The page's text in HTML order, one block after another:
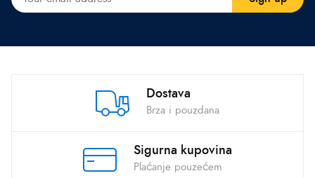
Dostava
Brza i pouzdana
Sigurna kupovina
Plaćanje pouzećem